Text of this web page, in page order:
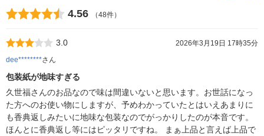
4.56 （48件）
3.0
2026年3月19日 17時35分
dee********さん
包装紙が地味すぎる
久世福さんのお品なので味は間違いないと思います。お世話になっ
た方へのお使い物にしますが、予めわかっていたとはいえあまりに
も香典返しみたいに地味な包装なのでがっかりしたのが本音です。
ほんとに香典返し等にはピッタリですね。 まぁ上品と言えば上品で